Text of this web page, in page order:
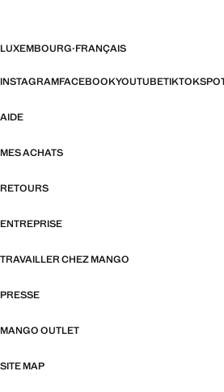
LUXEMBOURG·FRANÇAIS
INSTAGRAMFACEBOOKYOUTUBETIKTOK
AIDE
MES ACHATS
RETOURS
ENTREPRISE
TRAVAILLER CHEZ MANGO
PRESSE
MANGO OUTLET
SITE MAP